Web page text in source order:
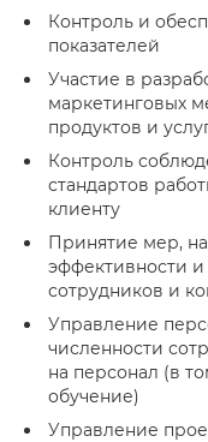
Контроль и
показателей
Участие в
маркетинговых
продуктов и
Контроль
стандартов
клиенту
Принятие мер,
эффективности
сотрудников и
Управление
численности
на персонал (в
обучение)
Управление